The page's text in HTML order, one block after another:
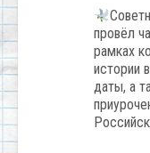
провёл
рамках
истории
даты, а